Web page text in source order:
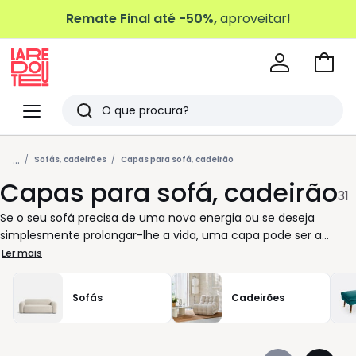
Remate Final até -50%,aproveitar!
Menu
Redoute
Pesquisar
Últimos
artigos
vistos
Ir
... Sofás, cadeirões Capas para sofá, cadeirão
Capas para sofá, cadeirão31
Se o seu sofá precisa de uma nova energia ou se deseja
simplesmente prolongar-lhe a vida, uma capa pode ser a
solução certa. Práticas e fáceis de ajustar, as capas adaptam-
se a diferentes modelos e tamanhos do sofá de três lugares ao
cadeirão mais compacto. Escolher a opção adequada é pensar
no seu conforto diário: uma capa que protege das marcas do
uso, renova o aspeto do seu espaço e permite mudar o
Ler mais
Sofás Cadeirões